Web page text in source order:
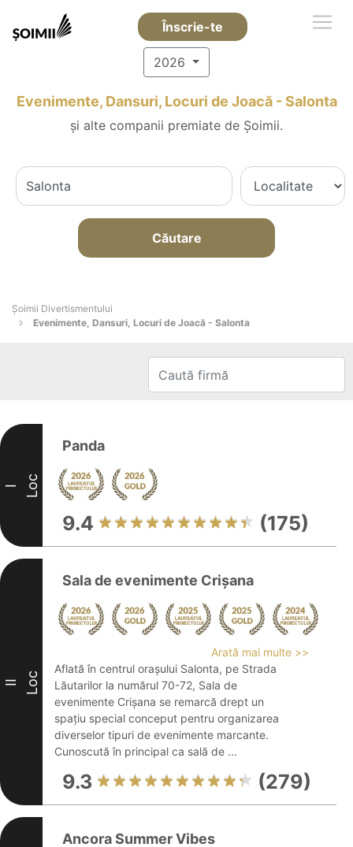
Înscrie-te
2026
Evenimente, Dansuri, Locuri de Joacă - Salonta
și alte companii premiate de Șoimii.
Căutare
Şoimii Divertismentului
Evenimente, Dansuri, Locuri de Joacă - Salonta
I Loc
Panda
9.4 (175)
II Loc
Sala de evenimente Crișana
Arată mai multe >>
Aflată în centrul orașului Salonta, pe Strada
Lăutarilor la numărul 70-72, Sala de
evenimente Crișana se remarcă drept un
spațiu special conceput pentru organizarea
diverselor tipuri de evenimente marcante.
Cunoscută în principal ca sală de ...
9.3 (279)
Ancora Summer Vibes